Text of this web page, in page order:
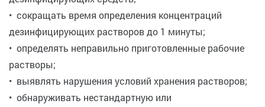
• сокращать время определения концентраций
дезинфицирующих растворов до 1 минуты;
• определять неправильно приготовленные рабочие
растворы;
• выявлять нарушения условий хранения растворов;
• обнаруживать нестандартную или